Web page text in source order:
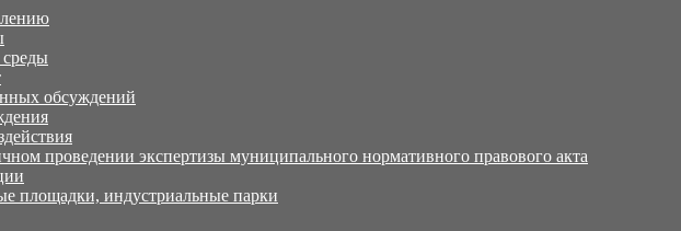
обсуждений
проведении экспертизы муниципального нормативного правового акта
площадки, индустриальные парки